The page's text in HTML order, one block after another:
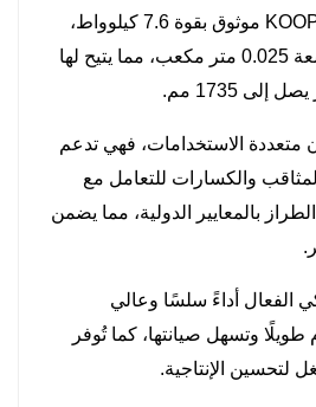
الضيقة. تعمل بمحرك KOOP موثوق بقوة 7.6 كيلوواط،
وتأتي مزودة بجرافة سعة 0.025 متر مكعب، مما يتيح لها
1735 مم.
متعددة الاستخدامات، فهي تدعم
والكسارات للتعامل مع
بالمعايير الدولية، مما يضمن
الفعال أداءً سلسًا وعالي
طويلًا وتسهل صيانتها، كما تُوفر
لتحسين الإنتاجية.